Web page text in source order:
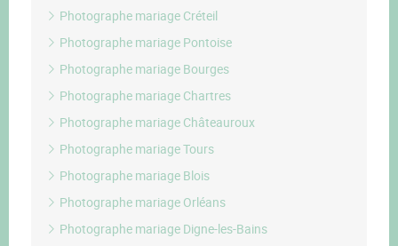
Photographe mariage Créteil
Photographe mariage Pontoise
Photographe mariage Bourges
Photographe mariage Chartres
Photographe mariage Châteauroux
Photographe mariage Tours
Photographe mariage Blois
Photographe mariage Orléans
Photographe mariage Digne-les-Bains